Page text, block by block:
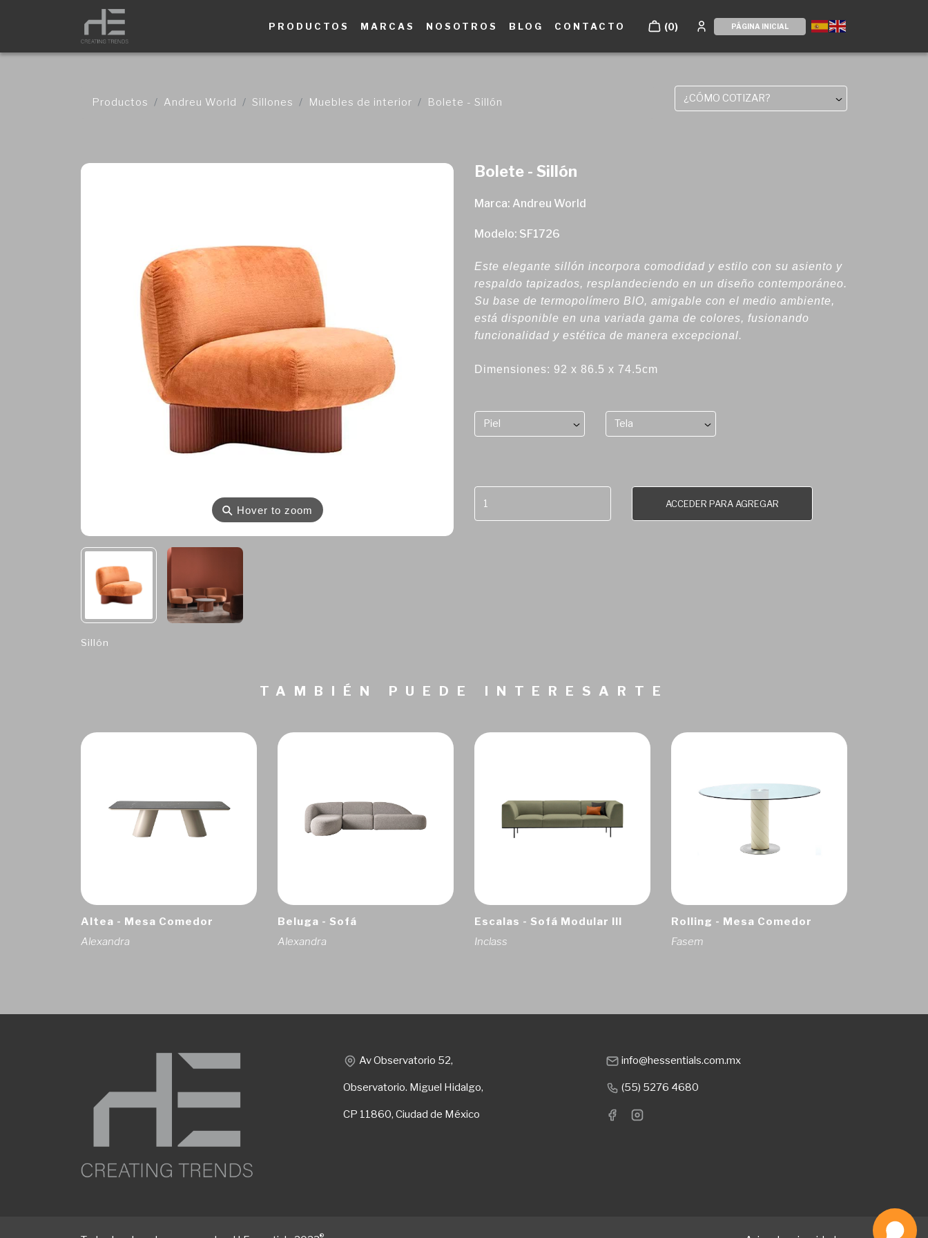
PRODUCTOS MARCAS NOSOTROS BLOG CONTACTO (0) PÁGINA INICIAL
Productos Andreu World Sillones Muebles de interior Bolete - Sillón ¿CÓMO COTIZAR?
⚲ Hover to zoom
Sillón
Bolete - Sillón
Marca: Andreu World
Modelo: SF1726
Este elegante sillón incorpora comodidad y estilo con su asiento y
respaldo tapizados, resplandeciendo en un diseño contemporáneo.
Su base de termopolímero BIO, amigable con el medio ambiente,
está disponible en una variada gama de colores, fusionando
funcionalidad y estética de manera excepcional.
Dimensiones: 92 x 86.5 x 74.5cm
Piel Tela
ACCEDER PARA AGREGAR
TAMBIÉN PUEDE INTERESARTE
Altea - Mesa Comedor
Alexandra
Beluga - Sofá
Alexandra
Escalas - Sofá Modular III
Inclass
Rolling - Mesa Comedor
Fasem
Av Observatorio 52,
Observatorio. Miguel Hidalgo,
CP 11860, Ciudad de México
info@hessentials.com.mx
(55) 5276 4680